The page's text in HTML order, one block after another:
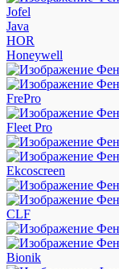
Jofel
Java
HOR
Honeywell
FrePro
Fleet Pro
Ekcoscreen
CLF
Bionik